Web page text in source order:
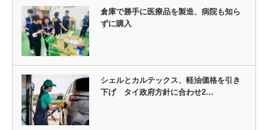
倉庫で勝手に医療品を製造、病院も知ら
ずに購入
シェルとカルテックス、軽油価格を引き
下げ タイ政府方針に合わせ2…